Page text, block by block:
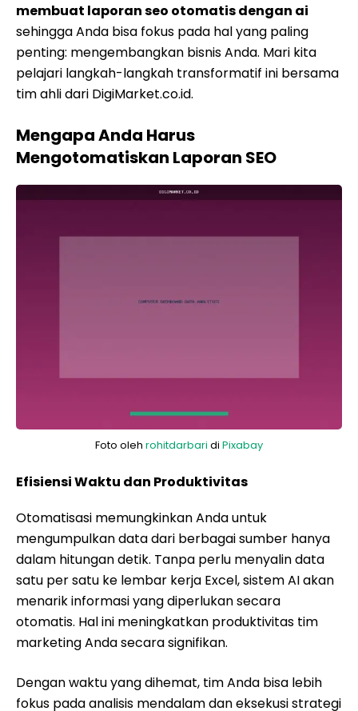
membuat laporan seo otomatis dengan ai
sehingga Anda bisa fokus pada hal yang paling
penting: mengembangkan bisnis Anda. Mari kita
pelajari langkah-langkah transformatif ini bersama
tim ahli dari DigiMarket.co.id.
Mengapa Anda Harus
Mengotomatiskan Laporan SEO
Foto oleh rohitdarbari di Pixabay
Efisiensi Waktu dan Produktivitas
Otomatisasi memungkinkan Anda untuk
mengumpulkan data dari berbagai sumber hanya
dalam hitungan detik. Tanpa perlu menyalin data
satu per satu ke lembar kerja Excel, sistem AI akan
menarik informasi yang diperlukan secara
otomatis. Hal ini meningkatkan produktivitas tim
marketing Anda secara signifikan.
Dengan waktu yang dihemat, tim Anda bisa lebih
fokus pada analisis mendalam dan eksekusi strategi